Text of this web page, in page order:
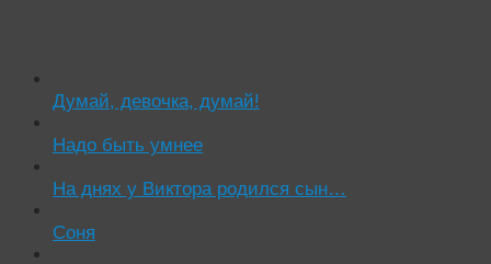
Думай, девочка, думай!
Надо быть умнее
На днях у Виктора родился сын…
Соня